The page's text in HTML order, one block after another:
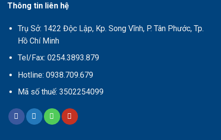
Thông tin liên hệ
Trụ Sở: 1422 Độc Lập, Kp. Song Vĩnh, P. Tân Phước, Tp.
Hồ Chí Minh
Tel/Fax: 0254.3893.879
Hotline: 0938.709.679
Mã số thuế: 3502254099